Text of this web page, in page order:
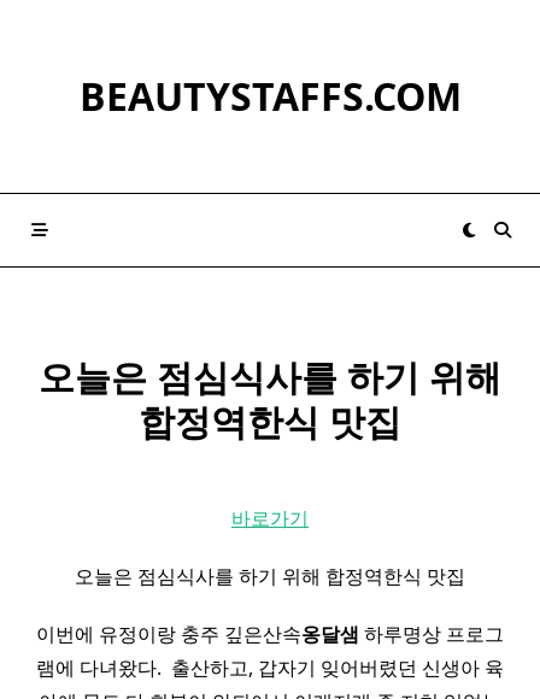
BEAUTYSTAFFS.COM
오늘은 점심식사를 하기 위해
합정역한식 맛집
바로가기
오늘은 점심식사를 하기 위해 합정역한식 맛집
이번에 유정이랑 충주 깊은산속옹달샘 하루명상 프로그
램에 다녀왔다. ​ 출산하고, 갑자기 잊어버렸던 신생아 육